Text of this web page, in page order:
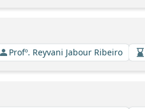
Profº. Reyvani Jabour Ribeiro